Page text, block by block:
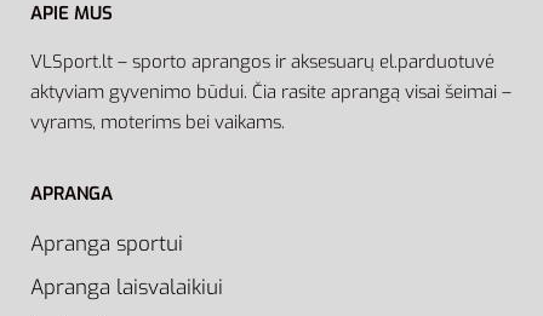
APIE MUS
VLSport.lt – sporto aprangos ir aksesuarų el.parduotuvė
aktyviam gyvenimo būdui. Čia rasite aprangą visai šeimai –
vyrams, moterims bei vaikams.
APRANGA
Apranga sportui
Apranga laisvalaikiui